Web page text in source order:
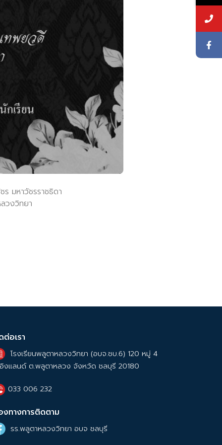
ร มหาวัชรราชธิดา
วงวิทยา
ต่อเรา
โรงเรียนพลูตาหลวงวิทยา (อบจ.ชบ.6) 120 หมู่ 4
งแลนด์ ต.พลูตาหลวง จังหวัด ชลบุรี 20180
033 006 232
งทางการติดตาม
รร.พลูตาหลวงวิทยา อบจ ชลบุรี